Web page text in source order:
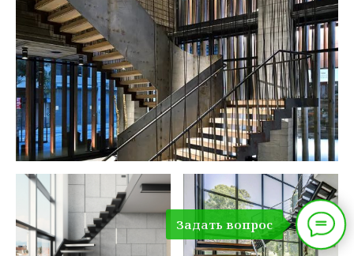
Задать вопрос